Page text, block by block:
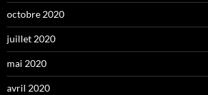
octobre 2020
juillet 2020
mai 2020
avril 2020